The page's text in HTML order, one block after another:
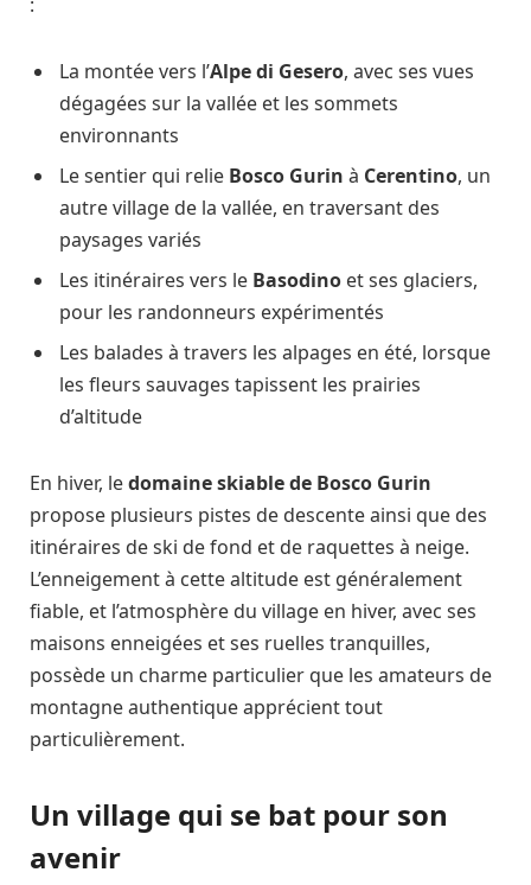
La montée vers l’Alpe di Gesero, avec ses vues
dégagées sur la vallée et les sommets
environnants
Le sentier qui relie Bosco Gurin à Cerentino, un
autre village de la vallée, en traversant des
paysages variés
Les itinéraires vers le Basodino et ses glaciers,
pour les randonneurs expérimentés
Les balades à travers les alpages en été, lorsque
les fleurs sauvages tapissent les prairies
d’altitude
En hiver, ledomaine skiable de Bosco Gurin
propose plusieurs pistes de descente ainsi que des
itinéraires de ski de fond et de raquettes à neige.
L’enneigement à cette altitude est généralement
fiable, et l’atmosphère du village en hiver, avec ses
maisons enneigées et ses ruelles tranquilles,
possède un charme particulier que les amateurs de
montagne authentique apprécient tout
particulièrement.
Un village qui se bat pour son
avenir